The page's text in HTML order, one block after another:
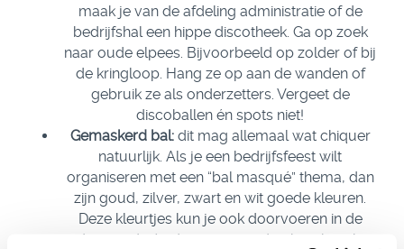
maak je van de afdeling administratie of de
bedrijfshal een hippe discotheek. Ga op zoek
naar oude elpees. Bijvoorbeeld op zolder of bij
de kringloop. Hang ze op aan de wanden of
gebruik ze als onderzetters. Vergeet de
discoballen én spots niet!
Gemaskerd bal:dit mag allemaal wat chiquer
natuurlijk. Als je een bedrijfsfeest wilt
organiseren met een “bal masqué” thema, dan
zijn goud, zilver, zwart en wit goede kleuren.
Deze kleurtjes kun je ook doorvoeren in de
dresscode én de prints van de photobooth.